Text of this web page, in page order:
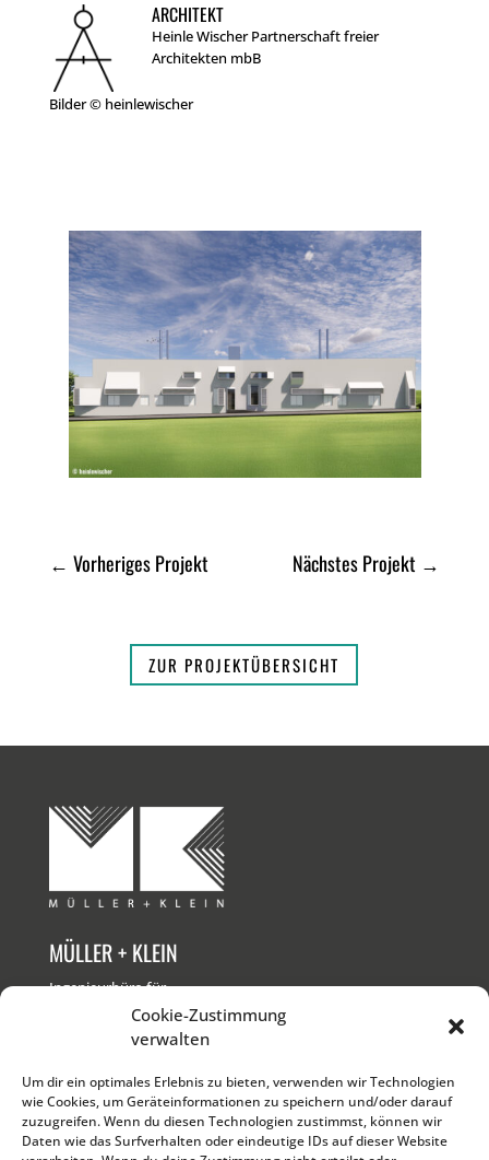
Cookie-Zustimmung
verwalten
Um dir ein optimales Erlebnis zu bieten, verwenden wir Technologien
wie Cookies, um Geräteinformationen zu speichern und/oder darauf
zuzugreifen. Wenn du diesen Technologien zustimmst, können wir
Daten wie das Surfverhalten oder eindeutige IDs auf dieser Website
ARCHITEKT
Heinle Wischer Partnerschaft freier
Architekten mbB
Bilder © heinlewischer
← Vorheriges Projekt Nächstes Projekt →
ZUR PROJEKTÜBERSICHT
MÜLLER + KLEIN
Ingenieurbüro für
Bauwesen GmbH
T +49 761 611 00 0
Minfo@muk-fr.de